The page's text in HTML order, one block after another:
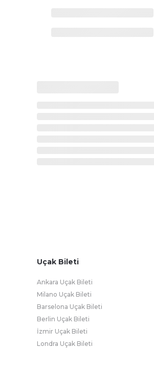
Uçak Bileti
Ankara Uçak Bileti
Milano Uçak Bileti
Barselona Uçak Bileti
Berlin Uçak Bileti
İzmir Uçak Bileti
Londra Uçak Bileti